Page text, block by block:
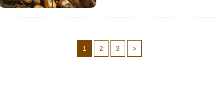
1 2 3 >